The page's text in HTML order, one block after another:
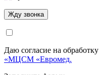
Даю согласие на обработку
«МЦСМ «Евромед.